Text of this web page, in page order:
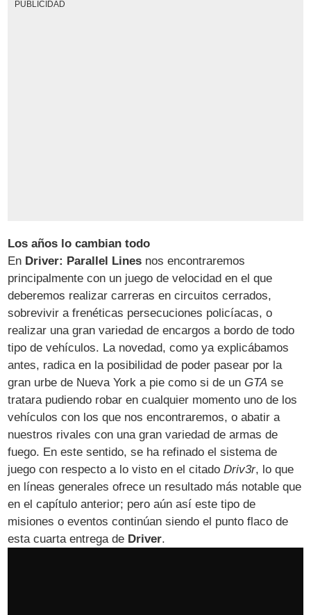
PUBLICIDAD
Los años lo cambian todo
En Driver: Parallel Lines nos encontraremos
principalmente con un juego de velocidad en el que
deberemos realizar carreras en circuitos cerrados,
sobrevivir a frenéticas persecuciones policíacas, o
realizar una gran variedad de encargos a bordo de todo
tipo de vehículos. La novedad, como ya explicábamos
antes, radica en la posibilidad de poder pasear por la
gran urbe de Nueva York a pie como si de unGTA se
tratara pudiendo robar en cualquier momento uno de los
vehículos con los que nos encontraremos, o abatir a
nuestros rivales con una gran variedad de armas de
fuego. En este sentido, se ha refinado el sistema de
juego con respecto a lo visto en el citadoDriv3r, lo que
en líneas generales ofrece un resultado más notable que
en el capítulo anterior; pero aún así este tipo de
misiones o eventos continúan siendo el punto flaco de
esta cuarta entrega de Driver.